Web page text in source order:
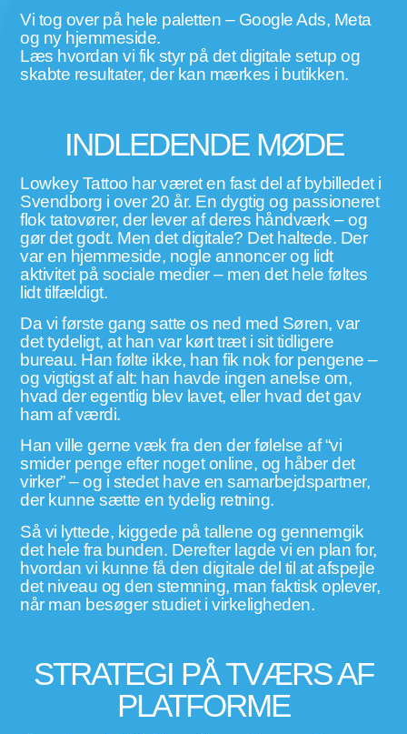
Vi tog over på hele paletten – Google Ads, Meta
og ny hjemmeside.
Læs hvordan vi fik styr på det digitale setup og
skabte resultater, der kan mærkes i butikken.
INDLEDENDE MØDE
Lowkey Tattoo har været en fast del af bybilledet i
Svendborg i over 20 år. En dygtig og passioneret
flok tatovører, der lever af deres håndværk – og
gør det godt. Men det digitale? Det haltede. Der
var en hjemmeside, nogle annoncer og lidt
aktivitet på sociale medier – men det hele føltes
lidt tilfældigt.
Da vi første gang satte os ned med Søren, var
det tydeligt, at han var kørt træt i sit tidligere
bureau. Han følte ikke, han fik nok for pengene –
og vigtigst af alt: han havde ingen anelse om,
hvad der egentlig blev lavet, eller hvad det gav
ham af værdi.
Han ville gerne væk fra den der følelse af “vi
smider penge efter noget online, og håber det
virker” – og i stedet have en samarbejdspartner,
der kunne sætte en tydelig retning.
Så vi lyttede, kiggede på tallene og gennemgik
det hele fra bunden. Derefter lagde vi en plan for,
hvordan vi kunne få den digitale del til at afspejle
det niveau og den stemning, man faktisk oplever,
når man besøger studiet i virkeligheden.
STRATEGI PÅ TVÆRS AF
PLATFORME